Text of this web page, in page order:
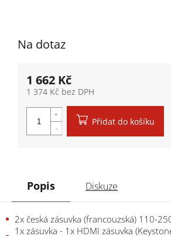
Na dotaz
1 662 Kč
1 374 Kč bez DPH
Přidat do košíku
Popis Diskuze
2x česká zásuvka (francouzská) 110-
1x zásuvka - 1x HDMI zásuvka